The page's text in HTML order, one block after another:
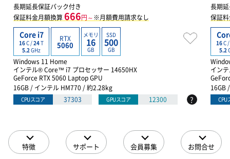
長期延長保証パック付き
保証料金月額換算666円～※月額費用請求なし
Core i7
16C /24T
5.2GHz
RTX
5060
メモリ
16
GB
SSD
500
GB
Windows 11 Home
インテル® Core™ i7 プロセッサー 14650HX
GeForce RTX 5060 Laptop GPU
16GB / インテル HM770 / 約2.28kg
CPUスコア 37303 GPUスコア 12300 ?
長期
保証
16C /
5.2
イン
16GB
CPU
特徴 サポート 会員募集 お問合せ